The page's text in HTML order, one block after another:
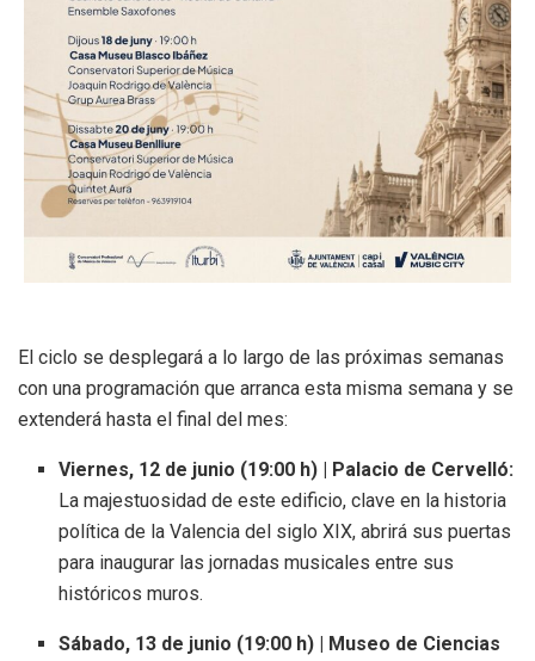
El ciclo se desplegará a lo largo de las próximas semanas
con una programación que arranca esta misma semana y se
extenderá hasta el final del mes:
Viernes, 12 de junio (19:00 h) | Palacio de Cervelló:
La majestuosidad de este edificio, clave en la historia
política de la Valencia del siglo XIX, abrirá sus puertas
para inaugurar las jornadas musicales entre sus
históricos muros.
Sábado, 13 de junio (19:00 h) | Museo de Ciencias